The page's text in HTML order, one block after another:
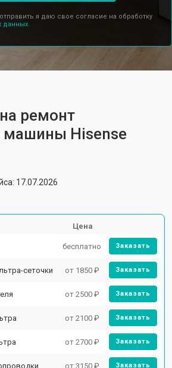
я даю свое согласие на обработку
данных.
ремонт
машины Hisense
17.07.2026
Цена
бесплатно Заказать
сеточки от 1850 ₽ Заказать
от 2500 ₽ Заказать
от 2100 ₽ Заказать
от 2700 ₽ Заказать
от 3150 ₽ Заказать